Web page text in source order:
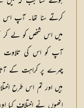
کرتے سنا تھا۔ آپ
میں اس شخص کو لے کر
آپ کو اس کی تلاوت
چہرے پر کراہت کے
ہیں اور تم اس طرح
انھوں نے اختلاف